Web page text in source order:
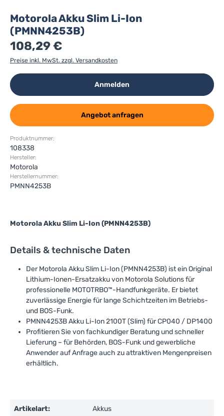
Motorola Akku Slim Li-Ion
(PMNN4253B)
108,29 €
Preise inkl. MwSt. zzgl. Versandkosten
Anmelden
Angebot anfragen
Produktnummer:
108338
Hersteller:
Motorola
Herstellernummer:
PMNN4253B
Motorola Akku Slim Li-Ion (PMNN4253B)
Details & technische Daten
Der Motorola Akku Slim Li-Ion (PMNN4253B) ist ein Original
Lithium-Ionen-Ersatzakku von Motorola Solutions für
professionelle MOTOTRBO™-Handfunkgeräte. Er bietet
zuverlässige Energie für lange Schichtzeiten im Betriebs-
und BOS-Funk.
PMNN4253B Akku Li-Ion 2100T (Slim) für CP040 / DP1400
Profitieren Sie von fachkundiger Beratung und schneller
Lieferung – für Behörden, BOS-Funk und gewerbliche
Anwender auf Anfrage auch zu attraktiven Mengenpreisen
erhältlich.
Artikelart: Akkus